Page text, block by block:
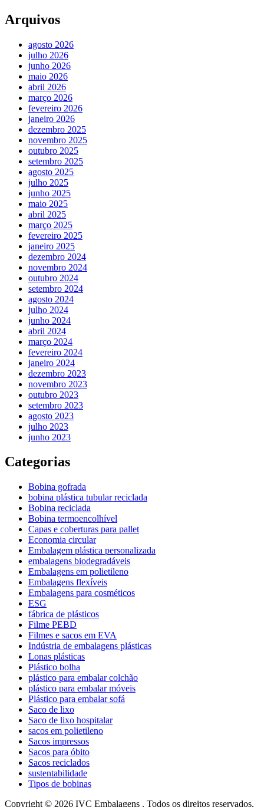
Arquivos
agosto 2026
julho 2026
junho 2026
maio 2026
abril 2026
março 2026
fevereiro 2026
janeiro 2026
dezembro 2025
novembro 2025
outubro 2025
setembro 2025
agosto 2025
julho 2025
junho 2025
maio 2025
abril 2025
março 2025
fevereiro 2025
janeiro 2025
dezembro 2024
novembro 2024
outubro 2024
setembro 2024
agosto 2024
julho 2024
junho 2024
abril 2024
março 2024
fevereiro 2024
janeiro 2024
dezembro 2023
novembro 2023
outubro 2023
setembro 2023
agosto 2023
julho 2023
junho 2023
Categorias
Bobina gofrada
bobina plástica tubular reciclada
Bobina reciclada
Bobina termoencolhível
Capas e coberturas para pallet
Economia circular
Embalagem plástica personalizada
embalagens biodegradáveis
Embalagens em polietileno
Embalagens flexíveis
Embalagens para cosméticos
ESG
fábrica de plásticos
Filme PEBD
Filmes e sacos em EVA
Indústria de embalagens plásticas
Lonas plásticas
Plástico bolha
plástico para embalar colchão
plástico para embalar móveis
Plástico para embalar sofá
Saco de lixo
Saco de lixo hospitalar
sacos em polietileno
Sacos impressos
Sacos para óbito
Sacos reciclados
sustentabilidade
Tipos de bobinas
Copyright © 2026 IVC Embalagens . Todos os direitos reservados.